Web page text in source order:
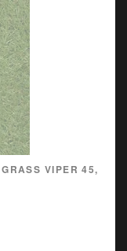
VIPER 45,